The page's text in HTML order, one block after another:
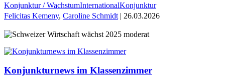
Konjunktur / WachstumInternationalKonjunktur
Felicitas Kemeny, Caroline Schmidt | 26.03.2026
Konjunkturnews im Klassenzimmer